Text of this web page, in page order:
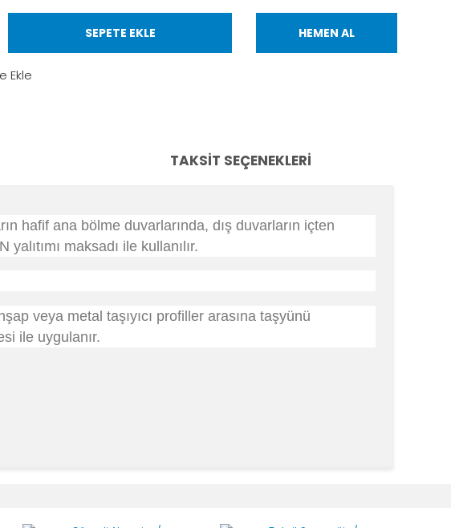
SEPETE EKLE HEMEN AL
TAKSIT SEÇENEKLERI
hafif ana bölme duvarlarında, dış duvarların içten
maksadı ile kullanılır.
veya metal taşıyıcı profiller arasına taşyünü
ile uygulanır.